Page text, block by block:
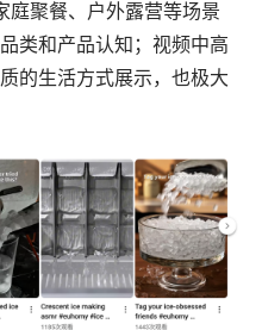
庭聚餐、户外露营等场景
类和产品认知；视频中高
的生活方式展示，也极大